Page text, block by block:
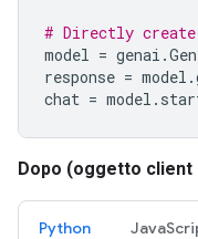
# Directly create
model = genai .
response = model .
chat = model .
Dopo (oggetto
Python